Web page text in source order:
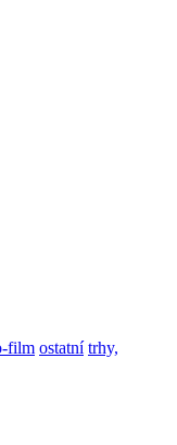
film ostatní trhy,